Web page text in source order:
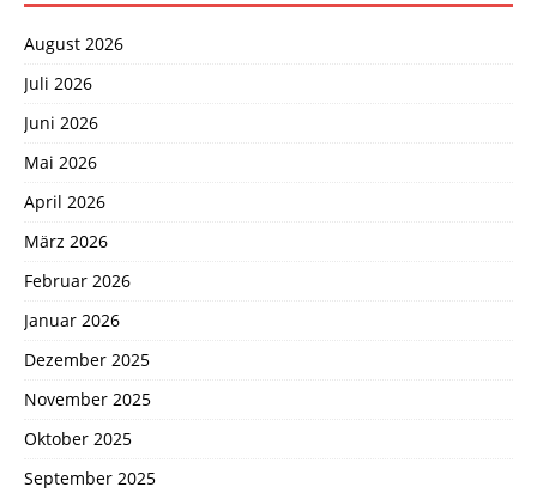
August 2026
Juli 2026
Juni 2026
Mai 2026
April 2026
März 2026
Februar 2026
Januar 2026
Dezember 2025
November 2025
Oktober 2025
September 2025